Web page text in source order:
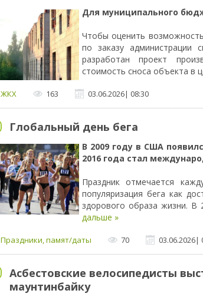
Для муниципального
Чтобы оценить
по заказу администрации
разработан проект
стоимость сноса объекта в
ЖКХ 163 03.06.2026| 08:30
Глобальный день бега
В 2009 году в США
2016 года стал
Праздник отмечается
популяризация бега как
здорового образа жизни. В
дальше »
Праздники, памят/даты 70 03.06.2026|
Асбестовские велосипедисты
маунтинбайку